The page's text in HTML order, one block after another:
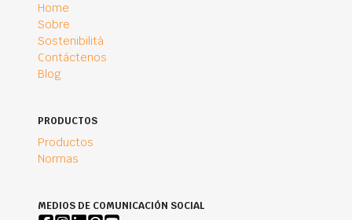
Home
Sobre
Sostenibilità
Contáctenos
Blog
PRODUCTOS
Productos
Normas
MEDIOS DE COMUNICACIÓN SOCIAL